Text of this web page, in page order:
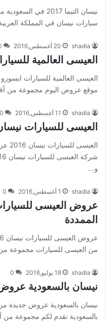
نيسان التيما 2017
سيارات نيسان في المملكة
shadia 20 أغسطس,2016
العيسى العالمية
العيسى العالمية للسيارات
موقع عروض اليوم مجموعة من
shadia 11 أغسطس,2016 0
العيسى للسيارات نيسان 2016 عروض
و…
shadia 1 أغسطس,2016 0
الممددة
من العيسى للسيارات مجموعة
shadia 18 يوليو,2016 0
نيسان بالسعودية
نيسان بالسعودية عروض جديدة
بالسعودية نقدم لكم مجموعة